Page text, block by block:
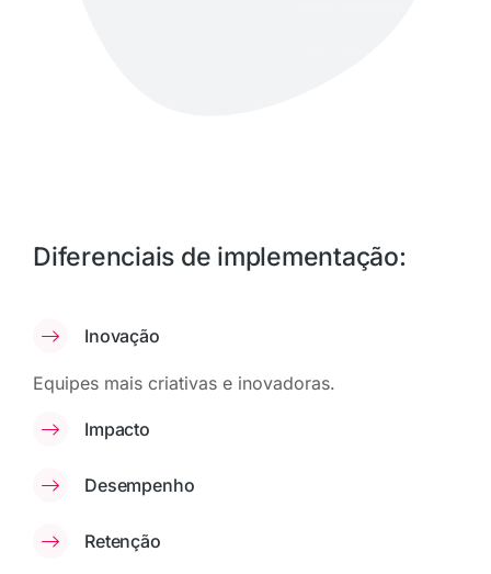
Diferenciais de implementação:
Inovação
Equipes mais criativas e inovadoras.
Impacto
Desempenho
Retenção